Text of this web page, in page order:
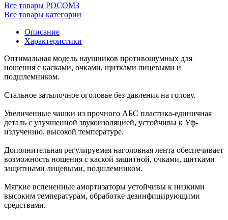
Все товары РОСОМЗ
Все товары категории
Описание
Характеристики
Оптимальная модель наушников противошумных для
ношения с касками, очками, щитками лицевыми и
подшлемником.
Стальное затылочное оголовье без давления на голову.
Увеличенные чашки из прочного АБС пластика-единичная
деталь с улучшенной звукоизоляцией, устойчивы к Уф-
излучению, высокой температуре.
Дополнительная регулируемая наголовная лента обеспечивает
возможность ношения с каской защитной, очками, щитками
защитными лицевыми, подшлемником.
Мягкие вспененные амортизаторы устойчивы к низкими
высоким температурам, обработке дезинфицирующими
средствами.